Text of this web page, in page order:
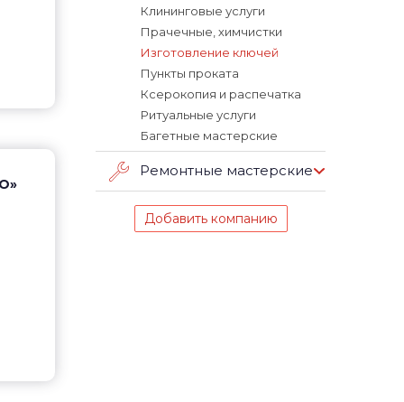
Клининговые услуги
Прачечные, химчистки
Изготовление ключей
Пункты проката
Ксерокопия и распечатка
Ритуальные услуги
Багетные мастерские
Ремонтные мастерские
Добавить компанию